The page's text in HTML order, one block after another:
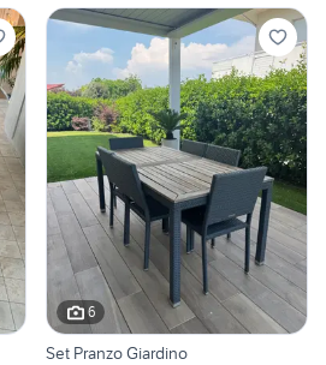
6
Set Pranzo Giardino